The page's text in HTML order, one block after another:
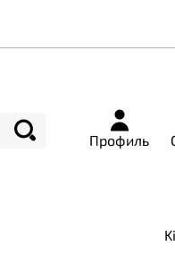
Профиль